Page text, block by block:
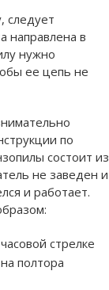
следует
направлена в
нужно
ее цепь не
по
состоит из
не заведен и
и работает.
стрелке
полтора